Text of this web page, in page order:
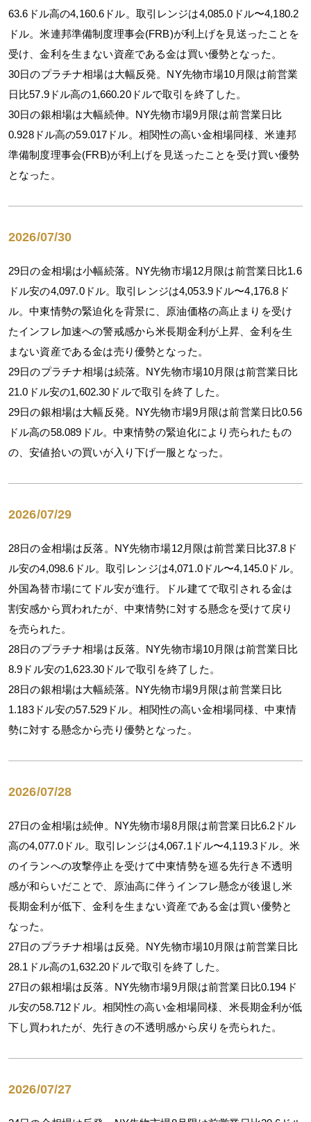
63.6ドル高の4,160.6ドル。取引レンジは4,085.0ドル〜4,180.2
ドル。米連邦準備制度理事会(FRB)が利上げを見送ったことを
受け、金利を生まない資産である金は買い優勢となった。
30日のプラチナ相場は大幅反発。NY先物市場10月限は前営業
日比57.9ドル高の1,660.20ドルで取引を終了した。
30日の銀相場は大幅続伸。NY先物市場9月限は前営業日比
0.928ドル高の59.017ドル。相関性の高い金相場同様、米連邦
準備制度理事会(FRB)が利上げを見送ったことを受け買い優勢
となった。
2026/07/30
29日の金相場は小幅続落。NY先物市場12月限は前営業日比1.6
ドル安の4,097.0ドル。取引レンジは4,053.9ドル〜4,176.8ド
ル。中東情勢の緊迫化を背景に、原油価格の高止まりを受け
たインフレ加速への警戒感から米長期金利が上昇、金利を生
まない資産である金は売り優勢となった。
29日のプラチナ相場は続落。NY先物市場10月限は前営業日比
21.0ドル安の1,602.30ドルで取引を終了した。
29日の銀相場は大幅反発。NY先物市場9月限は前営業日比0.56
ドル高の58.089ドル。中東情勢の緊迫化により売られたもの
の、安値拾いの買いが入り下げ一服となった。
2026/07/29
28日の金相場は反落。NY先物市場12月限は前営業日比37.8ド
ル安の4,098.6ドル。取引レンジは4,071.0ドル〜4,145.0ドル。
外国為替市場にてドル安が進行。ドル建てで取引される金は
割安感から買われたが、中東情勢に対する懸念を受けて戻り
を売られた。
28日のプラチナ相場は反落。NY先物市場10月限は前営業日比
8.9ドル安の1,623.30ドルで取引を終了した。
28日の銀相場は大幅続落。NY先物市場9月限は前営業日比
1.183ドル安の57.529ドル。相関性の高い金相場同様、中東情
勢に対する懸念から売り優勢となった。
2026/07/28
27日の金相場は続伸。NY先物市場8月限は前営業日比6.2ドル
高の4,077.0ドル。取引レンジは4,067.1ドル〜4,119.3ドル。米
のイランへの攻撃停止を受けて中東情勢を巡る先行き不透明
感が和らいだことで、原油高に伴うインフレ懸念が後退し米
長期金利が低下、金利を生まない資産である金は買い優勢と
なった。
27日のプラチナ相場は反発。NY先物市場10月限は前営業日比
28.1ドル高の1,632.20ドルで取引を終了した。
27日の銀相場は反落。NY先物市場9月限は前営業日比0.194ド
ル安の58.712ドル。相関性の高い金相場同様、米長期金利が低
下し買われたが、先行きの不透明感から戻りを売られた。
2026/07/27